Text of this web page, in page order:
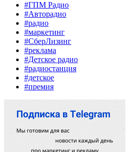
#ГПМ Радио
#Авторадио
#радио
#маркетинг
#СберЛизинг
#реклама
#Детское радио
#радиостанция
#детское
#премия